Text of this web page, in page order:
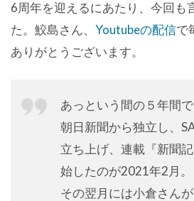
6周年を迎えるにあたり、今回も
た。鮫島さん、 Youtubeの配信で
ありがとうございます。
あっという間の５年間で
朝日新聞から独立し、
立ち上げ、連載『新聞
始したのが2021年2月。
その翌月には小倉さん